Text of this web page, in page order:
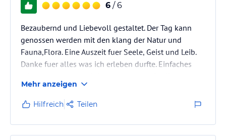
6 / 6
Bezaubernd und Liebevoll gestaltet. Der Tag kann
genossen werden mit den klang der Natur und
Fauna,Flora. Eine Auszeit fuer Seele, Geist und Leib.
Danke fuer alles was ich erleben durfte. Einfaches
LEute und stressfreier Zone.
Mehr anzeigen
Hilfreich Teilen